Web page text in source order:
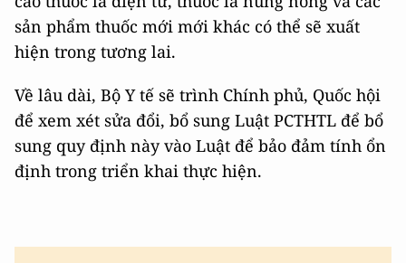
sản phẩm thuốc mới mới khác có thể sẽ xuất
hiện trong tương lai.
Về lâu dài, Bộ Y tế sẽ trình Chính phủ, Quốc hội
để xem xét sửa đổi, bổ sung Luật PCTHTL để bổ
sung quy định này vào Luật để bảo đảm tính ổn
định trong triển khai thực hiện.